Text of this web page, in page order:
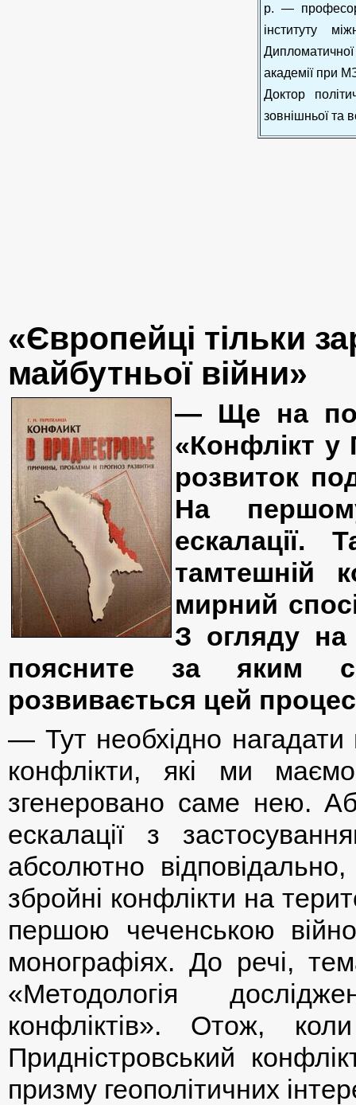
р. — професор
інституту
академії при
Доктор
зовнішньої та
«Європейці тільки
майбутньої війни»
— Ще на
«Конфлікт у
розвиток
На
тамтешній
мирний
З огляду на
поясните за яким
розвивається цей
— Тут необхідно нагадати
конфлікти, які ми
згенеровано саме нею.
ескалації з
абсолютно
збройні конфлікти на
першою чеченською
монографіях. До речі,
«Методологія
конфліктів». Отож,
Придністровський
призму геополітичних